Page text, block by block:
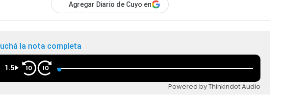
Agregar Diario de Cuyo en
la nota completa
1.5 10 10
Powered by Thinkindot Audio